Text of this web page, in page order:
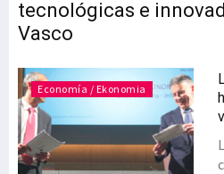
tecnológicas e
Vasco
Economía / Ekonomia